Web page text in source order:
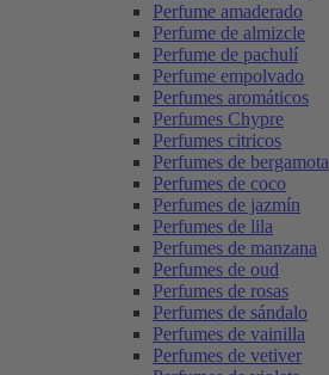
Perfume amaderado
Perfume de almizcle
Perfume de pachulí
Perfume empolvado
Perfumes aromáticos
Perfumes Chypre
Perfumes citricos
Perfumes de bergamota
Perfumes de coco
Perfumes de jazmín
Perfumes de lila
Perfumes de manzana
Perfumes de oud
Perfumes de rosas
Perfumes de sándalo
Perfumes de vainilla
Perfumes de vetiver